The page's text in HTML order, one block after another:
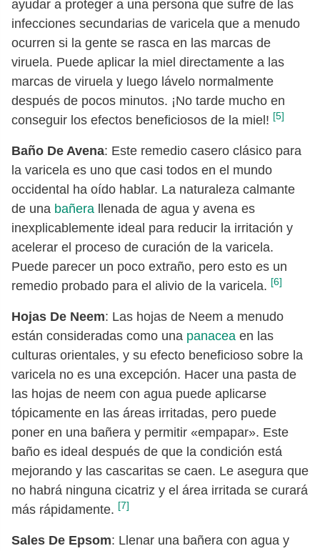
ayudar a proteger a una persona que sufre de las
infecciones secundarias de varicela que a menudo
ocurren si la gente se rasca en las marcas de
viruela. Puede aplicar la miel directamente a las
marcas de viruela y luego lávelo normalmente
después de pocos minutos. ¡No tarde mucho en
conseguir los efectos beneficiosos de la miel! [5]
Baño De Avena: Este remedio casero clásico para
la varicela es uno que casi todos en el mundo
occidental ha oído hablar. La naturaleza calmante
de una bañera llenada de agua y avena es
inexplicablemente ideal para reducir la irritación y
acelerar el proceso de curación de la varicela.
Puede parecer un poco extraño, pero esto es un
remedio probado para el alivio de la varicela. [6]
Hojas De Neem: Las hojas de Neem a menudo
están consideradas como una panacea en las
culturas orientales, y su efecto beneficioso sobre la
varicela no es una excepción. Hacer una pasta de
las hojas de neem con agua puede aplicarse
tópicamente en las áreas irritadas, pero puede
poner en una bañera y permitir «empapar». Este
baño es ideal después de que la condición está
mejorando y las cascaritas se caen. Le asegura que
no habrá ninguna cicatriz y el área irritada se curará
más rápidamente. [7]
Sales De Epsom: Llenar una bañera con agua y